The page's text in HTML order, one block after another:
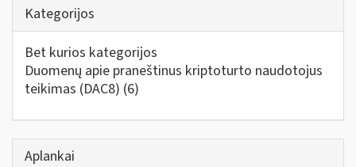
Kategorijos
Bet kurios kategorijos
Duomenų apie praneštinus kriptoturto naudotojus
teikimas (DAC8) (6)
Aplankai